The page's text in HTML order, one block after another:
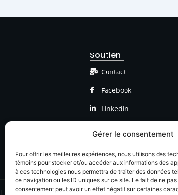
Gérer le consentement
Pour offrir les meilleures expériences, nous utilisons des
témoins pour stocker et/ou accéder aux informations des
à ces technologies nous permettra de traiter des données
de navigation ou les ID uniques sur ce site. Le fait de ne
consentement peut avoir un effet négatif sur certaines
Soutien
Contact
Facebook
Linkedin
| Cookies|Confidentialté